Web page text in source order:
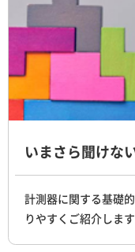
いまさら聞けな
計測器に関する基礎
りやすくご紹介します